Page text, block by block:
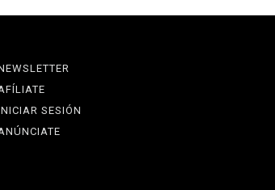
NEWSLETTER
AFÍLIATE
INICIAR SESIÓN
ANÚNCIATE